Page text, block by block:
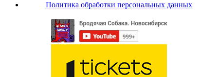
Политика обработки персональных данных